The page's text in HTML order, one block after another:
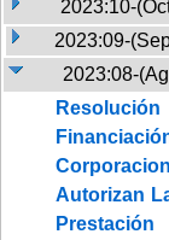
2023:10-
2023:09-
2023:08-
Autorizan